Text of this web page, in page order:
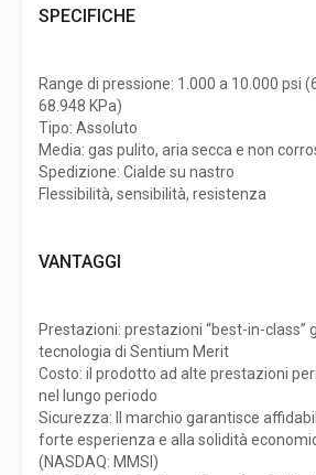
SPECIFICHE
Range di pressione: 1.000 a 10.000 psi
68.948 KPa)
Tipo: Assoluto
Media: gas pulito, aria secca e non
Spedizione: Cialde su nastro
Flessibilità, sensibilità, resistenza
VANTAGGI
Prestazioni: prestazioni “best-in-class”
tecnologia di Sentium Merit
Costo: il prodotto ad alte prestazioni
nel lungo periodo
Sicurezza: Il marchio garantisce
forte esperienza e alla solidità
(NASDAQ: MMSI)